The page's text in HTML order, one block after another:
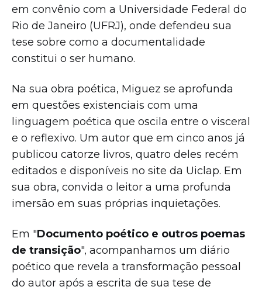
em convênio com a Universidade Federal do
Rio de Janeiro (UFRJ), onde defendeu sua
tese sobre como a documentalidade
constitui o ser humano.
Na sua obra poética, Miguez se aprofunda
em questões existenciais com uma
linguagem poética que oscila entre o visceral
e o reflexivo. Um autor que em cinco anos já
publicou catorze livros, quatro deles recém
editados e disponíveis no site da Uiclap. Em
sua obra, convida o leitor a uma profunda
imersão em suas próprias inquietações.
Em "Documento poético e outros poemas
de transição", acompanhamos um diário
poético que revela a transformação pessoal
do autor após a escrita de sua tese de